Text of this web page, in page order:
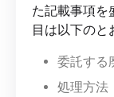
た記載事項を
目は以下のと
委託する
処理方法